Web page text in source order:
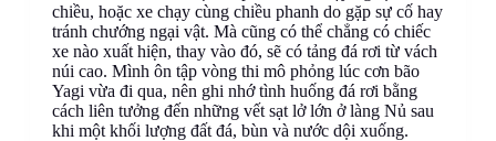
chiều, hoặc xe chạy cùng chiều phanh do gặp sự cố hay
tránh chướng ngại vật. Mà cũng có thể chẳng có chiếc
xe nào xuất hiện, thay vào đó, sẽ có tảng đá rơi từ vách
núi cao. Mình ôn tập vòng thi mô phỏng lúc cơn bão
Yagi vừa đi qua, nên ghi nhớ tình huống đá rơi bằng
cách liên tưởng đến những vết sạt lở lớn ở làng Nủ sau
khi một khối lượng đất đá, bùn và nước dội xuống.